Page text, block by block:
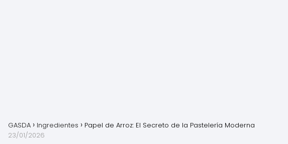
GASDA Ingredientes
Papel de Arroz: El Secreto de la Pastelería Moderna
23/01/2026